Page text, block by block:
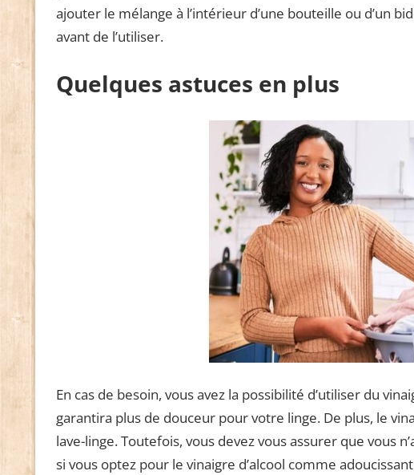
ajouter le mélange à l’intérieur d’une bouteille ou d’un
avant de l’utiliser.
Quelques astuces en plus
En cas de besoin, vous avez la possibilité d’utiliser du
garantira plus de douceur pour votre linge. De plus, le
lave-linge. Toutefois, vous devez vous assurer que vous
si vous optez pour le vinaigre d’alcool comme